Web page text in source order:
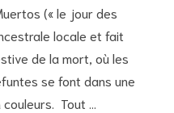
(« le jour des
locale et fait
de la mort, où les
se font dans une
Tout …